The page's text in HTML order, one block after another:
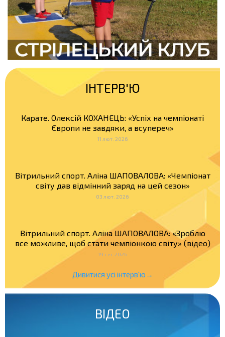
ІНТЕРВ'Ю
Карате. Олексій КОХАНЕЦЬ: «Успіх на чемпіонаті
Європи не завдяки, а всупереч»
11 лют. 2026
Вітрильний спорт. Аліна ШАПОВАЛОВА: «Чемпіонат
світу дав відмінний заряд на цей сезон»
03 лют. 2026
Вітрильний спорт. Аліна ШАПОВАЛОВА: «Зроблю
все можливе, щоб стати чемпіонкою світу» (відео)
19 січ. 2026
Дивитися усі інтерв'ю→
ВІДЕО